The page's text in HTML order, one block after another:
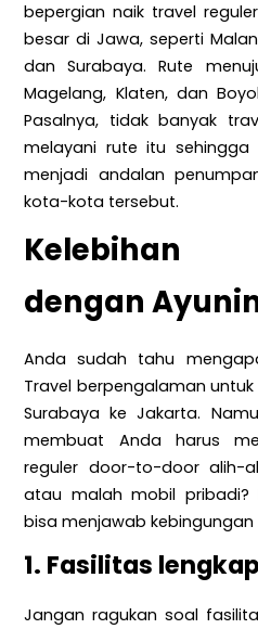
bepergian naik travel
besar di Jawa, seperti
dan Surabaya. Rute
Magelang, Klaten, dan
Pasalnya, tidak banyak
melayani rute itu sehingga
menjadi andalan
kota-kota tersebut.
Kelebihan
dengan
Anda sudah tahu
Travel berpengalaman
Surabaya ke Jakarta.
membuat Anda harus
reguler door-to-door alih-
atau malah mobil pribadi?
bisa menjawab kebingungan
1. Fasilitas lengkap
Jangan ragukan soal